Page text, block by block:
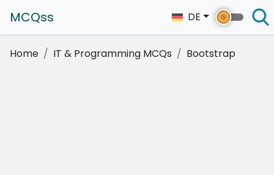
MCQss DE
Home IT & Programming MCQs Bootstrap